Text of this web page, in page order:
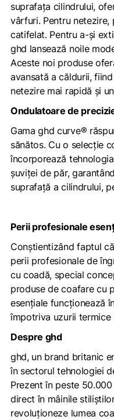
suprafața cilindrului,
vârfuri. Pentru
catifelat. Pentru a-și
ghd lansează noile
Aceste noi produse
avansată a căldurii,
netezire mai rapidă și
Ondulatoare de
Gama ghd curve®
sănătos. Cu o selecție
încorporează
șuviței de păr,
suprafață a cilindrului,
Perii profesionale
Conștientizând faptul
perii profesionale de
cu coadă, special
produse de coafare cu
esențiale funcționează
împotriva uzurii termice
Despre ghd
ghd, un brand britanic
în sectorul tehnologiei
Prezent în peste
direct în mâinile
revoluționeze lumea